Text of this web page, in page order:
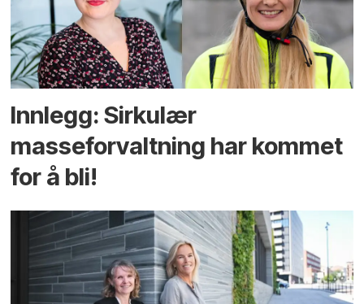
Innlegg: Sirkulær
masseforvaltning har kommet
for å bli!